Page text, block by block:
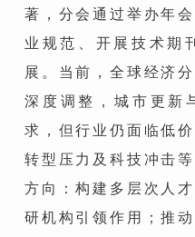
著，分会通过举办年
业规范、开展技术期
展。当前，全球经济
深度调整，城市更新
求，但行业仍面临低
转型压力及科技冲击
方向：构建多层次人
研机构引领作用；推